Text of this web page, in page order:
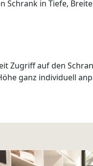
Schrank in Tiefe,
Zugriff auf den
ganz individuell